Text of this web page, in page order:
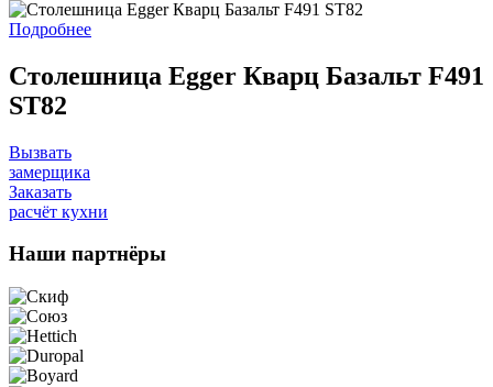
Подробнее
Столешница Egger Кварц Базальт F491
ST82
Вызвать
замерщика
Заказать
расчёт кухни
Наши партнёры